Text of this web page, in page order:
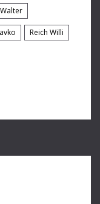
Reich Willi